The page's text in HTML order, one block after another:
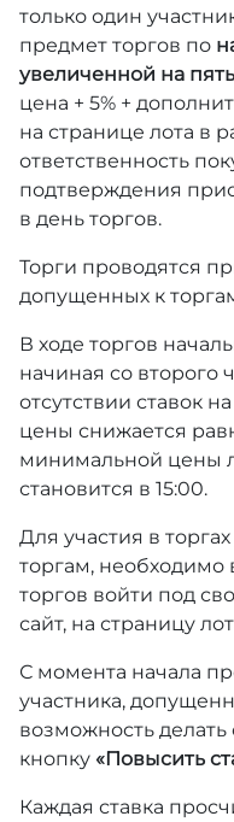
только один
предмет торгов по
увеличенной на
цена + 5% +
на странице лота в
ответственность
подтверждения
в день торгов.
Торги проводятся
допущенных к
В ходе торгов
начиная со второго
отсутствии ставок
цены снижается
минимальной цены
становится в 15:00.
Для участия в
торгам, необходимо
торгов войти под
сайт, на страницу
С момента начала
участника,
возможность
кнопку «Повысить
Каждая ставка